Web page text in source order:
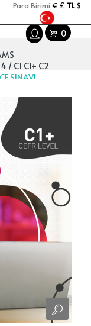
Para Birimi € £ TL $
0
/ C1 C1+ C2
SINAVI